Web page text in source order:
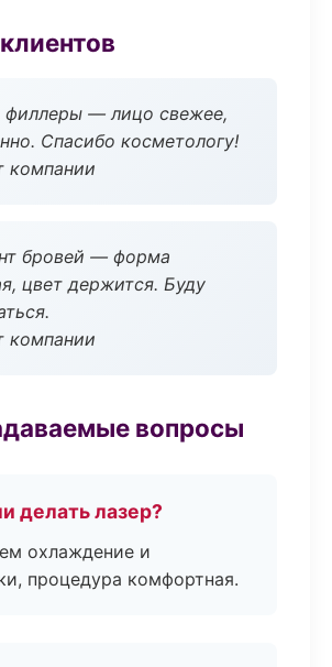
филлеры — лицо свежее,
Спасибо косметологу!
компании
бровей — форма
цвет держится. Буду
компании
вопросы
делать лазер?
охлаждение и
процедура комфортная.